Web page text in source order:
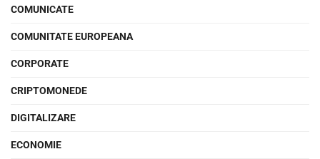
COMUNICATE
COMUNITATE EUROPEANA
CORPORATE
CRIPTOMONEDE
DIGITALIZARE
ECONOMIE